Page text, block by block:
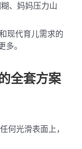
、妈妈压力山
现代育儿需求的
。
全套方案
何光滑表面上，